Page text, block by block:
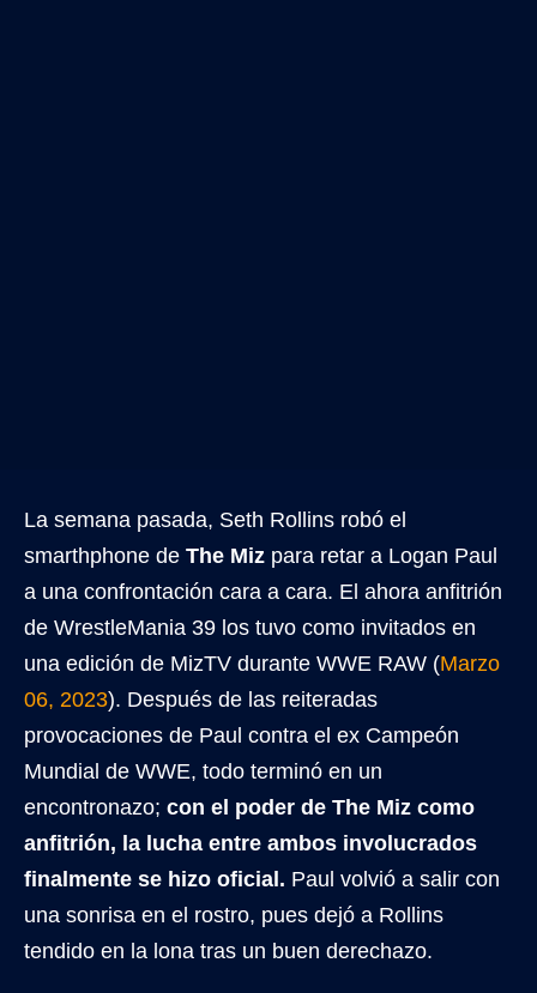
La semana pasada, Seth Rollins robó el
smarthphone de The Miz para retar a Logan Paul
a una confrontación cara a cara. El ahora anfitrión
de WrestleMania 39 los tuvo como invitados en
una edición de MizTV durante WWE RAW (Marzo
06, 2023). Después de las reiteradas
provocaciones de Paul contra el ex Campeón
Mundial de WWE, todo terminó en un
encontronazo; con el poder de The Miz como
anfitrión, la lucha entre ambos involucrados
finalmente se hizo oficial. Paul volvió a salir con
una sonrisa en el rostro, pues dejó a Rollins
tendido en la lona tras un buen derechazo.